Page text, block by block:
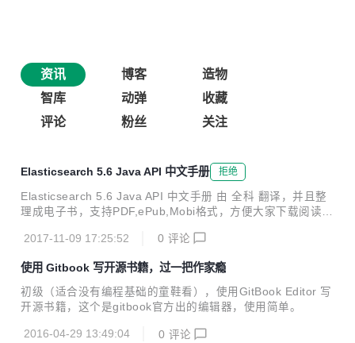
资讯 博客
造物
智库
动弹
收藏
评论
粉丝 关注
Elasticsearch 5.6 Java API 中文手册 拒绝
Elasticsearch 5.6 Java API 中文手册 由 全科 翻译，并且整
理成电子书，支持PDF,ePub,Mobi格式，方便大家下载阅读。
的坑 阅读地址：https://es.quanke.name 下载地址：https://
地址：https://github.com/quanke/elasticsearch-java give地
址：https://gitee.com/quanke/elasticsearch-java ...
2017-11-09 17:25:52 0 评论
使用 Gitbook 写开源书籍，过一把作家瘾
初级（适合没有编程基础的童鞋看），使用GitBook Editor 写
开源书籍，这个是gitbook官方出的编辑器，使用简单。
2016-04-29 13:49:04 0 评论